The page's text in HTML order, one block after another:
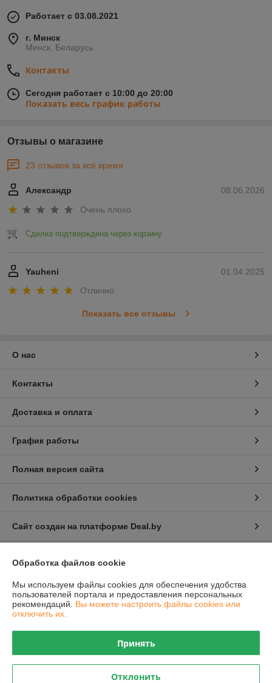
Работает с 03.08.2021
г. Минск
Минск, Беларусь
Контакты
Сегодня работает с 10:00 до 20:00
Показать весь график работы
Отзывы о магазине
23 отзывов за всё время
08.06.2026
Александр
Очень плохо
Сделка подтверждена через корзину
01.04.2025
Yauheni
Отлично
Показать все отзывы
О нас
Контакты
Доставка и оплата
График работы
Полная версия сайта
Политика обработки cookies
Сайт создан на платформе Deal.by
Информация для покупателя
Юридическое лицо:Общество с ограниченной ответственностью
"Проектатек"
220090,г .Минск., ул.Олешева д.1
комитет
Обработка файлов cookie
Мы используем файлы cookies для обеспечения удобства
пользователей портала и предоставления персональных
рекомендаций. Вы можете настроить файлы cookies или
отключить их.
Принять
Отклонить